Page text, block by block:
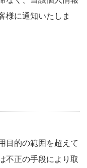
様に通知いたしま
目的の範囲を超えて
不正の手段により取